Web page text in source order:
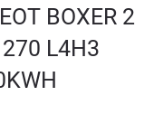
BOXER 2
270 L4H3